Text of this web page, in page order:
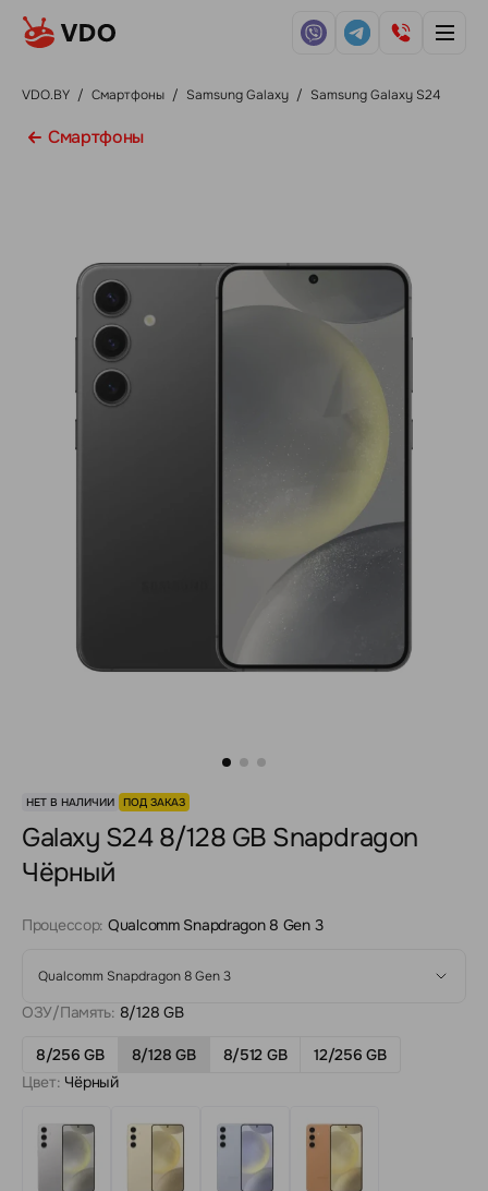
VDO.BY / Смартфоны / Samsung Galaxy / Samsung Galaxy S24
Смартфоны
НЕТ В НАЛИЧИИ ПОД ЗАКАЗ
Galaxy S24 8/128 GB Snapdragon
Чёрный
Процессор: Qualcomm Snapdragon 8 Gen 3
Qualcomm Snapdragon 8 Gen 3
ОЗУ/Память: 8/128 GB
8/256 GB 8/128 GB 8/512 GB
12/256 GB
Цвет: Чёрный